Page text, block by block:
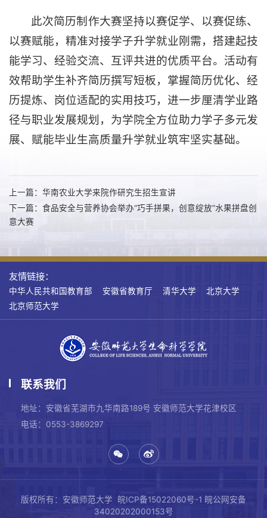
此次简历制作大赛坚持以赛促学、以赛促练、
以赛赋能，精准对接学子升学就业刚需，搭建起技
能学习、经验交流、互评共进的优质平台。活动有
效帮助学生补齐简历撰写短板，掌握简历优化、经
历提炼、岗位适配的实用技巧，进一步厘清学业路
径与职业发展规划，为学院全方位助力学子多元发
展、赋能毕业生高质量升学就业筑牢坚实基础。
上一篇：华南农业大学来院作研究生招生宣讲
下一篇：食品安全与营养协会举办“巧手拼果，创意绽放”水果拼盘创
意大赛
友情链接：
中华人民共和国教育部 安徽省教育厅 清华大学
北京大学
北京师范大学
联系我们
地址：安徽省芜湖市九华南路189号 安徽师范大学花津校区
电话：0553-3869297
版权所有：安徽师范大学 皖ICP备15022060号-1 皖公网安备
34020202000153号